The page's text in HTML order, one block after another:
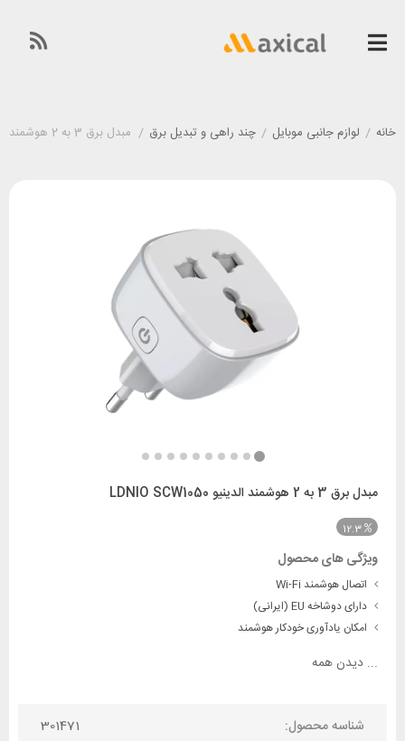
خانه / لوازم جانبی موبایل / چند راهی و تبدیل برق / مبدل برق 3 به 2 هوشمند الدینیو LDNIO SCW1050
مبدل برق 3 به 2 هوشمند الدینیو LDNIO SCW1050
12.3
ویژگی های محصول
اتصال هوشمند Wi-Fi
دارای دوشاخه EU (ایرانی)
امکان یادآوری خودکار هوشمند
... دیدن همه
شناسه محصول: 301471